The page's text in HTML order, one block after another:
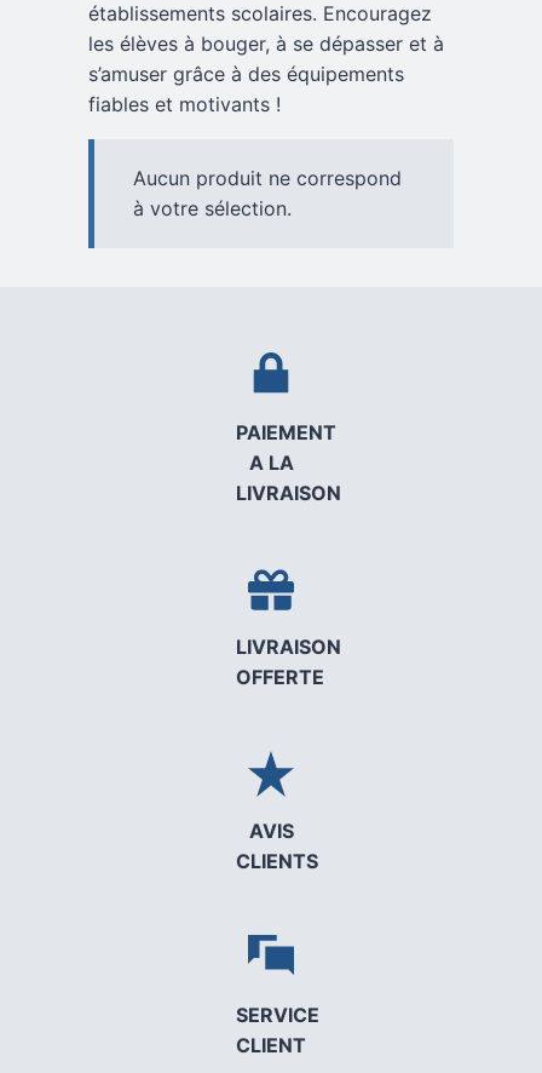
établissements scolaires. Encouragez
les élèves à bouger, à se dépasser et à
s’amuser grâce à des équipements
fiables et motivants !
Aucun produit ne correspond
à votre sélection.
PAIEMENT
A LA
LIVRAISON
LIVRAISON
OFFERTE
AVIS
CLIENTS
SERVICE
CLIENT